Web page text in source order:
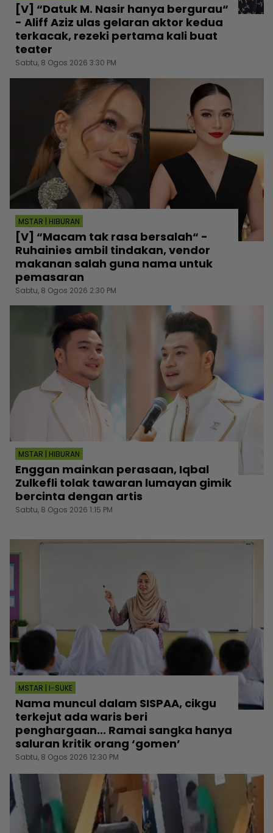
[V] “Datuk M. Nasir hanya bergurau“
- Aliff Aziz ulas gelaran aktor kedua
terkacak, rezeki pertama kali buat
teater
Sabtu, 8 Ogos 2026 3:30 PM
MSTAR | HIBURAN
[V] “Macam tak rasa bersalah“ -
Ruhainies ambil tindakan, vendor
makanan salah guna nama untuk
pemasaran
Sabtu, 8 Ogos 2026 2:30 PM
MSTAR | HIBURAN
Enggan mainkan perasaan, Iqbal
Zulkefli tolak tawaran lumayan gimik
bercinta dengan artis
Sabtu, 8 Ogos 2026 1:15 PM
MSTAR | I-SUKE
Nama muncul dalam SISPAA, cikgu
terkejut ada waris beri
penghargaan... Ramai sangka hanya
saluran kritik orang ‘gomen’
Sabtu, 8 Ogos 2026 12:30 PM